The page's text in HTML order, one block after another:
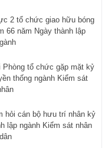
2 tổ chức giao hữu bóng
66 năm Ngày thành lập
tổ chức gặp mặt kỷ
thống ngành Kiểm sát
hỏi cán bộ hưu trí nhân kỷ
lập ngành Kiểm sát nhân
dân